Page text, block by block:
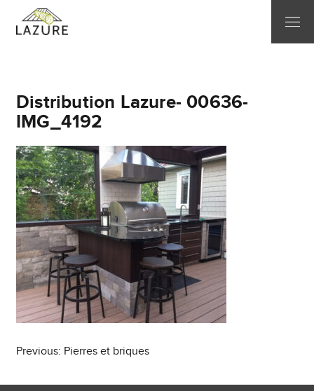
Distribution Lazure- 00636-
IMG_4192
Post
navigation
Previous: Pierres et briques